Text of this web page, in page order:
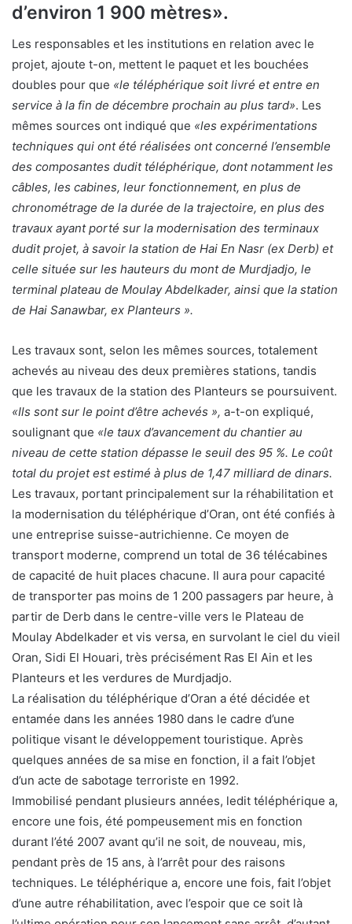
d’environ 1 900 mètres».
Les responsables et les institutions en relation avec le
projet, ajoute t-on, mettent le paquet et les bouchées
doubles pour que «le téléphérique soit livré et entre en
service à la fin de décembre prochain au plus tard». Les
mêmes sources ont indiqué que «les expérimentations
techniques qui ont été réalisées ont concerné l’ensemble
des composantes dudit téléphérique, dont notamment les
câbles, les cabines, leur fonctionnement, en plus de
chronométrage de la durée de la trajectoire, en plus des
travaux ayant porté sur la modernisation des terminaux
dudit projet, à savoir la station de Hai En Nasr (ex Derb) et
celle située sur les hauteurs du mont de Murdjadjo, le
terminal plateau de Moulay Abdelkader, ainsi que la station
de Hai Sanawbar, ex Planteurs ».
Les travaux sont, selon les mêmes sources, totalement
achevés au niveau des deux premières stations, tandis
que les travaux de la station des Planteurs se poursuivent.
«Ils sont sur le point d’être achevés », a-t-on expliqué,
soulignant que «le taux d’avancement du chantier au
niveau de cette station dépasse le seuil des 95 %. Le coût
total du projet est estimé à plus de 1,47 milliard de dinars.
Les travaux, portant principalement sur la réhabilitation et
la modernisation du téléphérique d’Oran, ont été confiés à
une entreprise suisse-autrichienne. Ce moyen de
transport moderne, comprend un total de 36 télécabines
de capacité de huit places chacune. Il aura pour capacité
de transporter pas moins de 1 200 passagers par heure, à
partir de Derb dans le centre-ville vers le Plateau de
Moulay Abdelkader et vis versa, en survolant le ciel du vieil
Oran, Sidi El Houari, très précisément Ras El Ain et les
Planteurs et les verdures de Murdjadjo.
La réalisation du téléphérique d’Oran a été décidée et
entamée dans les années 1980 dans le cadre d’une
politique visant le développement touristique. Après
quelques années de sa mise en fonction, il a fait l’objet
d’un acte de sabotage terroriste en 1992.
Immobilisé pendant plusieurs années, ledit téléphérique a,
encore une fois, été pompeusement mis en fonction
durant l’été 2007 avant qu’il ne soit, de nouveau, mis,
pendant près de 15 ans, à l’arrêt pour des raisons
techniques. Le téléphérique a, encore une fois, fait l’objet
d’une autre réhabilitation, avec l’espoir que ce soit là